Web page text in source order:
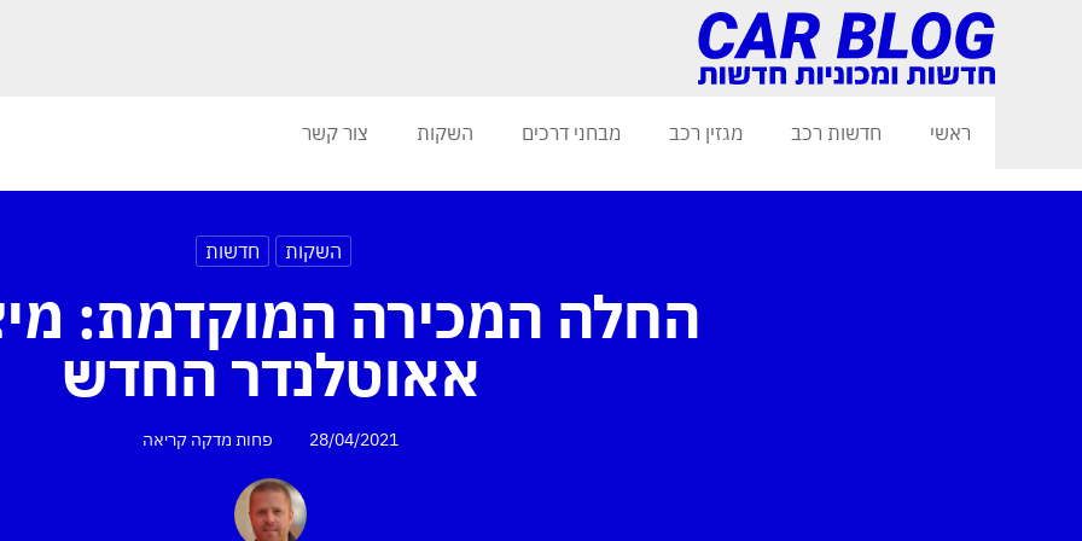
ראשי חדשות רכב מגזין רכב מבחני דרכים השקות צור קשר
השקות חדשות
החלה המכירה המוקדמת:
אאוטלנדר החדש
28/04/2021 פחות מדקה קריאה